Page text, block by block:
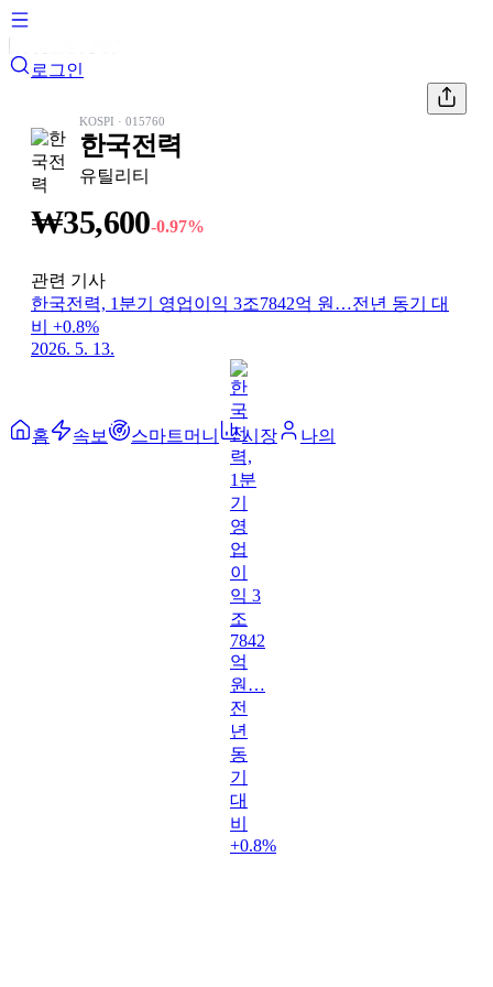
로그인
KOSPI · 015760
한국전력
유틸리티
₩35,600-0.97%
관련 기사
한국전력, 1분기 영업이익 3조7842억 원…전년 동기 대
비 +0.8%
2026. 5. 13.
홈 속보 스마트머니 시장 나의